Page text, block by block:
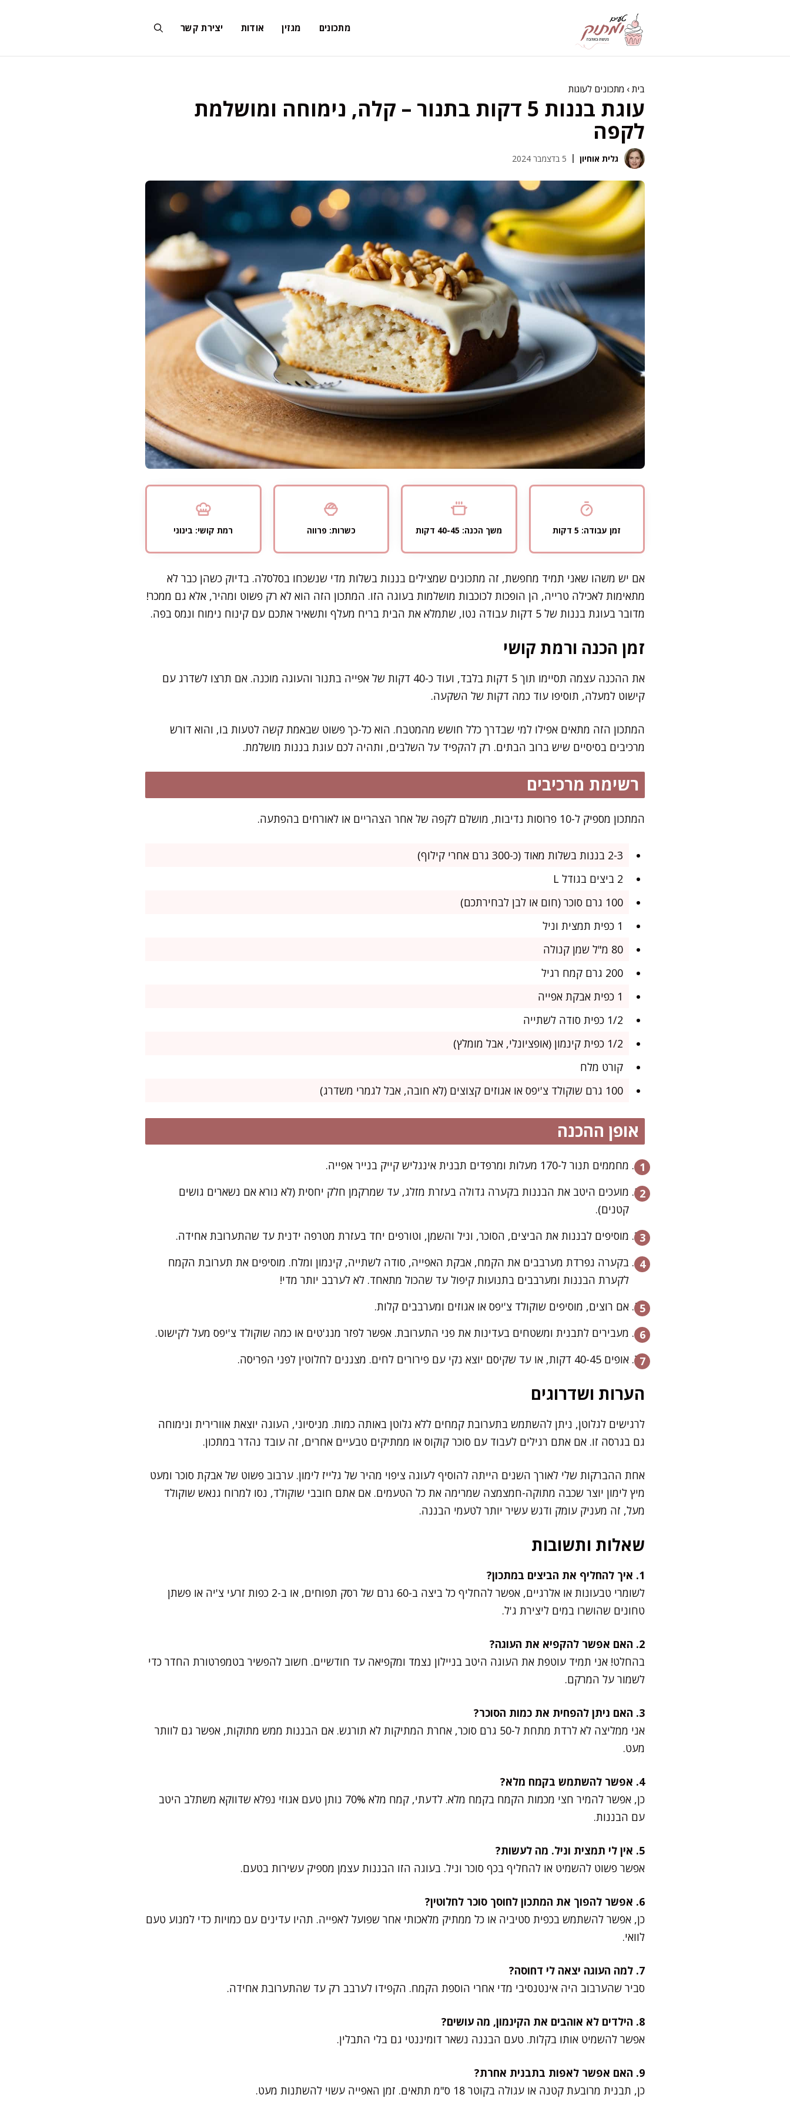
מתכונים מגזין אודות יצירת קשר
בית› מתכונים לעוגות
עוגת בננות 5 דקות בתנור – קלה, נימוחה ומושלמת
לקפה
גלית אוחיון 5 בדצמבר 2024
זמן עבודה: 5 דקות משך הכנה: 40-45 דקות כשרות: פרווה רמת קושי: בינוני
אם יש משהו שאני תמיד מחפשת, זה מתכונים שמצילים בננות בשלות מדי שנשכחו בסלסלה. בדיוק כשהן כבר לא
מתאימות לאכילה טרייה, הן הופכות לכוכבות מושלמות בעוגה הזו. המתכון הזה הוא לא רק פשוט ומהיר, אלא גם ממכר!
מדובר בעוגת בננות של 5 דקות עבודה נטו, שתמלא את הבית בריח מעלף ותשאיר אתכם עם קינוח נימוח ונמס בפה.
זמן הכנה ורמת קושי
את ההכנה עצמה תסיימו תוך 5 דקות בלבד, ועוד כ-40 דקות של אפייה בתנור והעוגה מוכנה. אם תרצו לשדרג עם
קישוט למעלה, תוסיפו עוד כמה דקות של השקעה.
המתכון הזה מתאים אפילו למי שבדרך כלל חושש מהמטבח. הוא כל-כך פשוט שבאמת קשה לטעות בו, והוא דורש
מרכיבים בסיסיים שיש ברוב הבתים. רק להקפיד על השלבים, ותהיה לכם עוגת בננות מושלמת.
רשימת מרכיבים
המתכון מספיק ל-10 פרוסות נדיבות, מושלם לקפה של אחר הצהריים או לאורחים בהפתעה.
2-3 בננות בשלות מאוד (כ-300 גרם אחרי קילוף)
2 ביצים בגודל L
100 גרם סוכר (חום או לבן לבחירתכם)
1 כפית תמצית וניל
80 מ"ל שמן קנולה
200 גרם קמח רגיל
1 כפית אבקת אפייה
1/2 כפית סודה לשתייה
1/2 כפית קינמון (אופציונלי, אבל מומלץ)
קורט מלח
100 גרם שוקולד צ'יפס או אגוזים קצוצים (לא חובה, אבל לגמרי משדרג)
אופן ההכנה
מחממים תנור ל-170 מעלות ומרפדים תבנית אינגליש קייק בנייר אפייה.
מועכים היטב את הבננות בקערה גדולה בעזרת מזלג, עד שמרקמן חלק יחסית (לא נורא אם נשארים גושים
קטנים).
מוסיפים לבננות את הביצים, הסוכר, וניל והשמן, וטורפים יחד בעזרת מטרפה ידנית עד שהתערובת אחידה.
בקערה נפרדת מערבבים את הקמח, אבקת האפייה, סודה לשתייה, קינמון ומלח. מוסיפים את תערובת הקמח
לקערת הבננות ומערבבים בתנועות קיפול עד שהכול מתאחד. לא לערבב יותר מדי!
אם רוצים, מוסיפים שוקולד צ'יפס או אגוזים ומערבבים קלות.
מעבירים לתבנית ומשטחים בעדינות את פני התערובת. אפשר לפזר מנג'טים או כמה שוקולד צ'יפס מעל לקישוט.
אופים 40-45 דקות, או עד שקיסם יוצא נקי עם פירורים לחים. מצננים לחלוטין לפני הפריסה.
הערות ושדרוגים
לרגישים לגלוטן, ניתן להשתמש בתערובת קמחים ללא גלוטן באותה כמות. מניסיוני, העוגה יוצאת אוורירית ונימוחה
גם בגרסה זו. אם אתם רגילים לעבוד עם סוכר קוקוס או ממתיקים טבעיים אחרים, זה עובד נהדר במתכון.
אחת ההברקות שלי לאורך השנים הייתה להוסיף לעוגה ציפוי מהיר של גלייז לימון. ערבוב פשוט של אבקת סוכר ומעט
מיץ לימון יוצר שכבה מתוקה-חמצמצה שמרימה את כל הטעמים. אם אתם חובבי שוקולד, נסו למרוח גנאש שוקולד
מעל, זה מעניק עומק ודגש עשיר יותר לטעמי הבננה.
שאלות ותשובות
1. איך להחליף את הביצים במתכון?
לשומרי טבעונות או אלרגיים, אפשר להחליף כל ביצה ב-60 גרם של רסק תפוחים, או ב-2 כפות זרעי צ'יה או פשתן
טחונים שהושרו במים ליצירת ג'ל.
2. האם אפשר להקפיא את העוגה?
בהחלט! אני תמיד עוטפת את העוגה היטב בניילון נצמד ומקפיאה עד חודשיים. חשוב להפשיר בטמפרטורת החדר כדי
לשמור על המרקם.
3. האם ניתן להפחית את כמות הסוכר?
אני ממליצה לא לרדת מתחת ל-50 גרם סוכר, אחרת המתיקות לא תורגש. אם הבננות ממש מתוקות, אפשר גם לוותר
מעט.
4. אפשר להשתמש בקמח מלא?
כן, אפשר להמיר חצי מכמות הקמח בקמח מלא. לדעתי, קמח מלא 70% נותן טעם אגוזי נפלא שדווקא משתלב היטב
עם הבננות.
5. אין לי תמצית וניל. מה לעשות?
אפשר פשוט להשמיט או להחליף בכף סוכר וניל. בעוגה הזו הבננות עצמן מספיק עשירות בטעם.
6. אפשר להפוך את המתכון לחוסך סוכר לחלוטין?
כן, אפשר להשתמש בכפית סטיביה או כל ממתיק מלאכותי אחר שפועל לאפייה. תהיו עדינים עם כמויות כדי למנוע טעם
לוואי.
7. למה העוגה יצאה לי דחוסה?
סביר שהערבוב היה אינטנסיבי מדי אחרי הוספת הקמח. הקפידו לערבב רק עד שהתערובת אחידה.
8. הילדים לא אוהבים את הקינמון, מה עושים?
אפשר להשמיט אותו בקלות. טעם הבננה נשאר דומיננטי גם בלי התבלין.
9. האם אפשר לאפות בתבנית אחרת?
כן, תבנית מרובעת קטנה או עגולה בקוטר 18 ס"מ תתאים. זמן האפייה עשוי להשתנות מעט.